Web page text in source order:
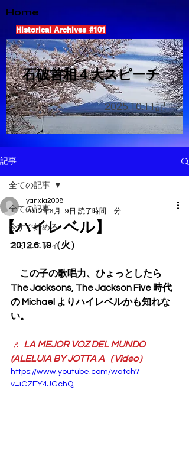
Home
Historical Archives #101
​石破首相４大スピーチ
2025.10.11記
記事
全ての記事
今すぐ始める
コミュニティ
全ての記事
【ハイレベル】
yanxia2008
2012年6月19日 読了時間: 1分
2012.6.19（火）
この子の歌唱力、ひょっとしたら
The Jacksons, The Jackson Five 時代
の Michael よりハイレベルかも知れな
い。
♬ LA MEJOR VOZ DEL MUNDO
(ALELUIA BY JOTTA A（Video）
https://www.youtube.com/watch?
v=iCZEY4JGchQ